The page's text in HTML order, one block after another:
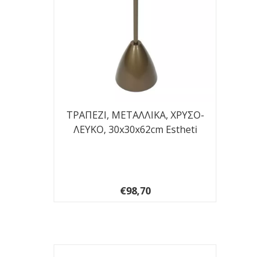
ΤΡΑΠΕΖΙ, ΜΕΤΑΛΛΙΚΑ, ΧΡΥΣΟ-
ΛΕΥΚΟ, 30x30x62cm Estheti
€98,70